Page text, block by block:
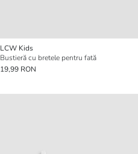
LCW Kids
Bustieră cu bretele pentru fată
19,99 RON